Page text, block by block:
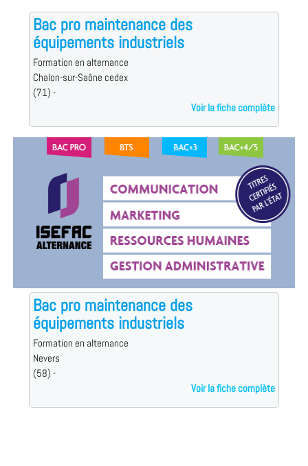
Bac pro maintenance des
équipements industriels
Formation en alternance
Chalon-sur-Saône cedex
(71) -
Voir la fiche complète
Bac pro maintenance des
équipements industriels
Formation en alternance
Nevers
(58) -
Voir la fiche complète